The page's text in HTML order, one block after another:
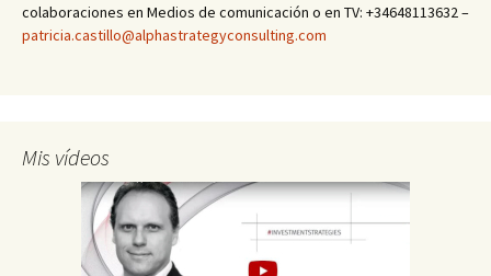
colaboraciones en Medios de comunicación o en TV: +34648113632 –
patricia.castillo@alphastrategyconsulting.com
Mis vídeos